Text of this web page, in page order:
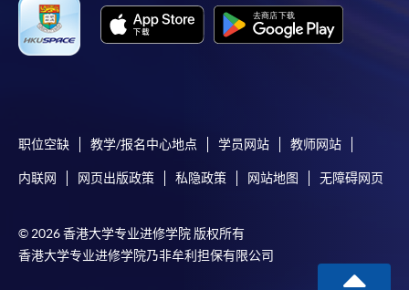
职位空缺 教学/报名中心地点 学员网站 教师网站
内联网 网页出版政策 私隐政策 网站地图 无障碍网页
© 2026 香港大学专业进修学院 版权所有
香港大学专业进修学院乃非牟利担保有限公司